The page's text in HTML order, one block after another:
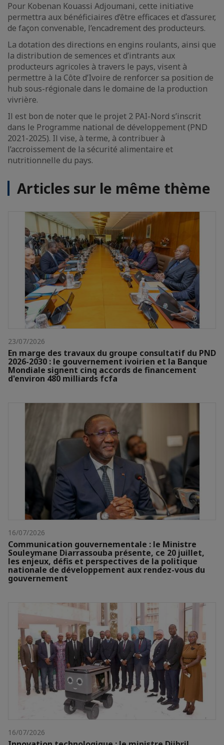
Pour Kobenan Kouassi Adjoumani, cette initiative
permettra aux bénéficiaires d’être efficaces et d’assurer,
de façon convenable, l’encadrement des producteurs.
La dotation des directions en engins roulants, ainsi que
la distribution de semences et d’intrants aux
producteurs agricoles à travers le pays, visent à
permettre à la Côte d’Ivoire de renforcer sa position de
hub sous-régionale dans le domaine de la production
vivrière.
Il est bon de noter que le projet 2 PAI-Nord s’inscrit
dans le Programme national de développement (PND
2021-2025). Il vise, à terme, à contribuer à
l’accroissement de la sécurité alimentaire et
nutritionnelle du pays.
Articles sur le même thème
23/07/2026
En marge des travaux du groupe consultatif du PND
2026-2030 : le gouvernement ivoirien et la Banque
Mondiale signent cinq accords de financement
d'environ 480 milliards fcfa
16/07/2026
Communication gouvernementale : le Ministre
Souleymane Diarrassouba présente, ce 20 juillet,
les enjeux, défis et perspectives de la politique
nationale de développement aux rendez-vous du
gouvernement
16/07/2026